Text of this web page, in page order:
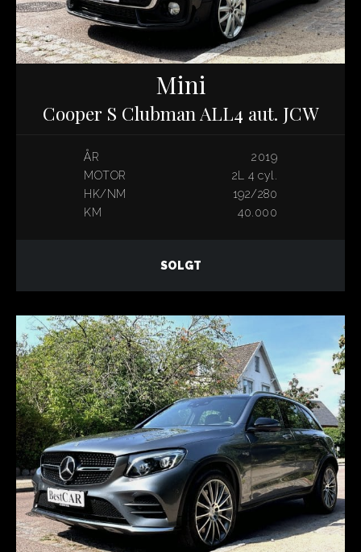
Mini
Cooper S Clubman ALL4 aut. JCW
ÅR
2019
MOTOR
2L 4 cyl.
HK/NM
192/280
KM
40.000
SOLGT